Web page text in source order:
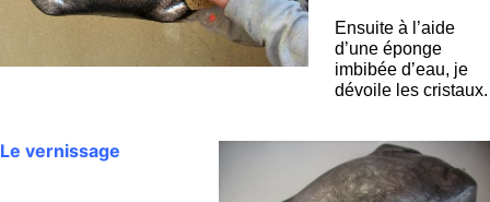
Ensuite à l’aide
d’une éponge
imbibée d’eau, je
dévoile les cristaux.
Le vernissage